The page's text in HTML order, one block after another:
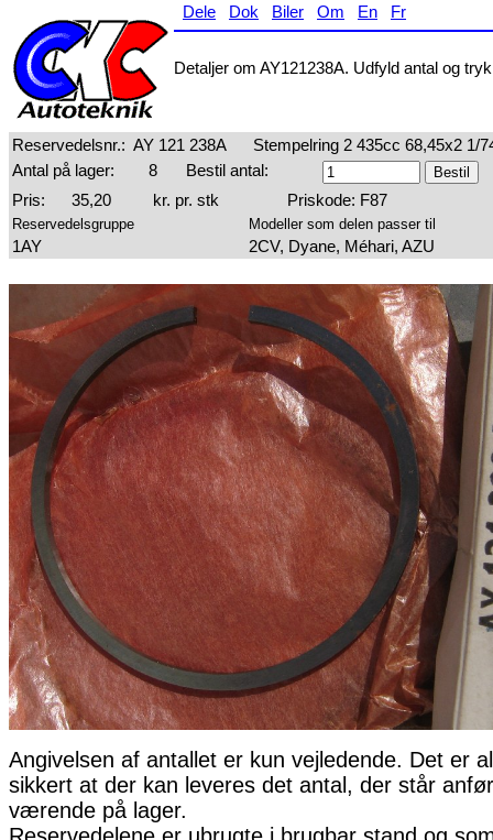
Dele Dok Biler Om En Fr
Detaljer om AY121238A. Udfyld antal og
Reservedelsnr.: AY 121 238A
Stempelring 2 435cc 68,45x2 1/
Antal på lager:
8
Bestil antal:
Pris:
35,20 kr. pr. stk Priskode: F87
Reservedelsgruppe Modeller som delen passer til
1AY 2CV, Dyane, Méhari, AZU
Angivelsen af antallet er kun vejledende. Det er
sikkert at der kan leveres det antal, der står
værende på lager.